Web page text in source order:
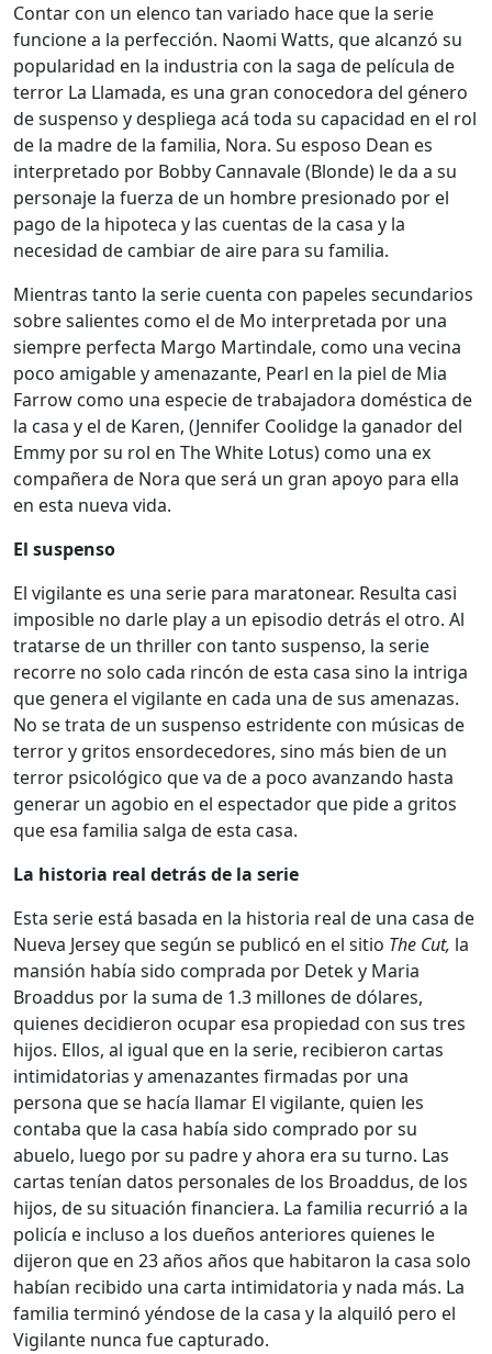
Contar con un elenco tan variado hace que la serie
funcione a la perfección. Naomi Watts, que alcanzó su
popularidad en la industria con la saga de película de
terror La Llamada, es una gran conocedora del género
de suspenso y despliega acá toda su capacidad en el rol
de la madre de la familia, Nora. Su esposo Dean es
interpretado por Bobby Cannavale (Blonde) le da a su
personaje la fuerza de un hombre presionado por el
pago de la hipoteca y las cuentas de la casa y la
necesidad de cambiar de aire para su familia.
Mientras tanto la serie cuenta con papeles secundarios
sobre salientes como el de Mo interpretada por una
siempre perfecta Margo Martindale, como una vecina
poco amigable y amenazante, Pearl en la piel de Mia
Farrow como una especie de trabajadora doméstica de
la casa y el de Karen, (Jennifer Coolidge la ganador del
Emmy por su rol en The White Lotus) como una ex
compañera de Nora que será un gran apoyo para ella
en esta nueva vida.
El suspenso
El vigilante es una serie para maratonear. Resulta casi
imposible no darle play a un episodio detrás el otro. Al
tratarse de un thriller con tanto suspenso, la serie
recorre no solo cada rincón de esta casa sino la intriga
que genera el vigilante en cada una de sus amenazas.
No se trata de un suspenso estridente con músicas de
terror y gritos ensordecedores, sino más bien de un
terror psicológico que va de a poco avanzando hasta
generar un agobio en el espectador que pide a gritos
que esa familia salga de esta casa.
La historia real detrás de la serie
Esta serie está basada en la historia real de una casa de
Nueva Jersey que según se publicó en el sitio The Cut, la
mansión había sido comprada por Detek y Maria
Broaddus por la suma de 1.3 millones de dólares,
quienes decidieron ocupar esa propiedad con sus tres
hijos. Ellos, al igual que en la serie, recibieron cartas
intimidatorias y amenazantes firmadas por una
persona que se hacía llamar El vigilante, quien les
contaba que la casa había sido comprado por su
abuelo, luego por su padre y ahora era su turno. Las
cartas tenían datos personales de los Broaddus, de los
hijos, de su situación financiera. La familia recurrió a la
policía e incluso a los dueños anteriores quienes le
dijeron que en 23 años años que habitaron la casa solo
habían recibido una carta intimidatoria y nada más. La
familia terminó yéndose de la casa y la alquiló pero el
Vigilante nunca fue capturado.